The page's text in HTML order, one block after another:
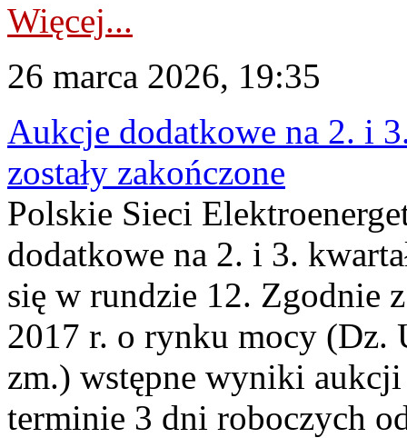
Więcej...
26 marca 2026, 19:35
Aukcje dodatkowe na 2. i
zostały zakończone
Polskie Sieci
dodatkowe na 2. i 3.
się w rundzie 12. Zgodnie
2017 r. o rynku mocy (Dz.
zm.) wstępne wyniki
terminie 3 dni roboczych